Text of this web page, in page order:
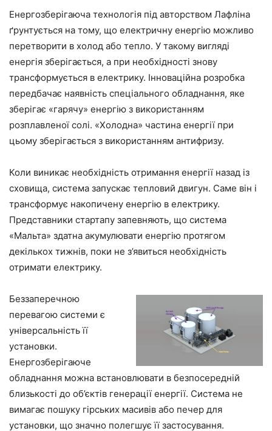
Енергозберігаюча технологія під авторством Лафліна
ґрунтується на тому, що електричну енергію можливо
перетворити в холод або тепло. У такому вигляді
енергія зберігається, а при необхідності знову
трансформується в електрику. Інноваційна розробка
передбачає наявність спеціального обладнання, яке
зберігає «гарячу» енергію з використанням
розплавленої солі. «Холодна» частина енергії при
цьому зберігається з використанням антифризу.
Коли виникає необхідність отримання енергії назад із
сховища, система запускає тепловий двигун. Саме він і
трансформує накопичену енергію в електрику.
Представники стартапу запевняють, що система
«Мальта» здатна акумулювати енергію протягом
декількох тижнів, поки не з’явиться необхідність
отримати електрику.
Беззаперечною
перевагою системи є
універсальність її
установки.
Енергозберігаюче
обладнання можна встановлювати в безпосередній
близькості до об’єктів генерації енергії. Система не
вимагає пошуку гірських масивів або печер для
установки, що значно полегшує її застосування.